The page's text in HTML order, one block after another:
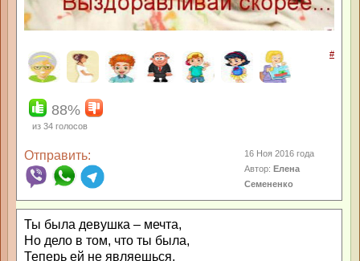
#
88%
из 34 голосов
Отправить:
16 Ноя 2016 года
Автор:Елена
Семененко
Ты была девушка – мечта,
Но дело в том, что ты была,
Теперь ей не являешься,